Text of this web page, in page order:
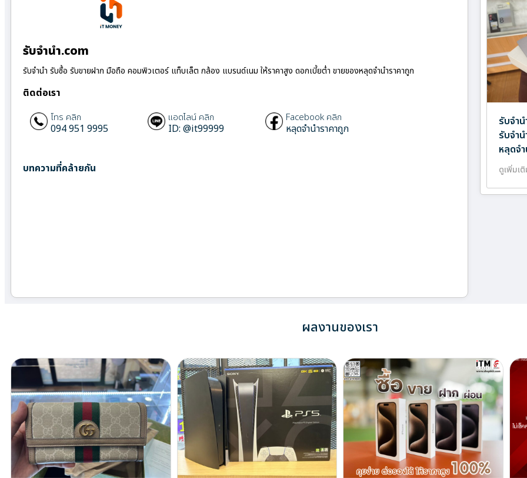
รับจํานํา.com
รับจำนำ รับซื้อ รับขายฝาก มือถือ คอมพิวเตอร์ แท็บเล็ต กล้อง แบรนด์เนม ให้ราคาสูง ดอกเบี้ยต่ำ ขายของหลุดจำนำราคาถูก
ติดต่อเรา
โทร คลิก
094 951 9995
แอดไลน์ คลิก
ID: @it99999
Facebook คลิก
หลุดจำนำราคาถูก
บทความที่คล้ายกัน
รับจำ
รับจำ
หลุดจ
ดูเพิ่มเ
ผลงานของเรา